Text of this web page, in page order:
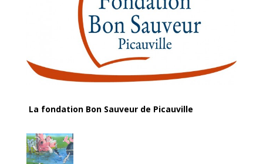
La fondation Bon Sauveur de Picauville